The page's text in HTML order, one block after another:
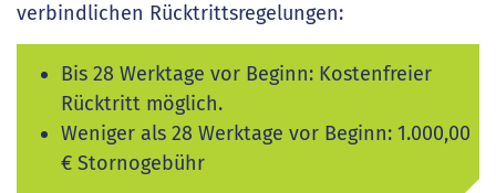
verbindlichen Rücktrittsregelungen:
Bis 28 Werktage vor Beginn: Kostenfreier
Rücktritt möglich.
Weniger als 28 Werktage vor Beginn: 1.000,00
€ Stornogebühr